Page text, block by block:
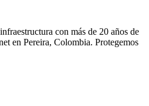
con más de 20 años de
en Pereira, Colombia. Protegemos